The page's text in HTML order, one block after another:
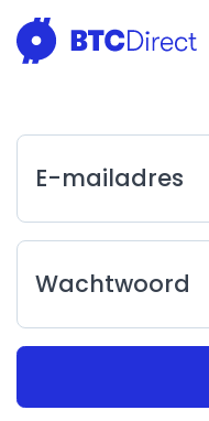
E-mailadres
Wachtwoord